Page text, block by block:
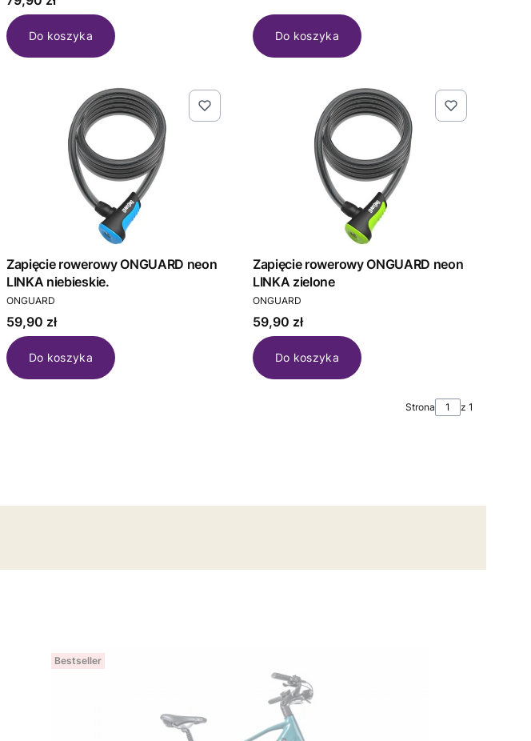
Do koszyka Do koszyka
Zapięcie rowerowy ONGUARD neon
LINKA niebieskie.
PRODUCENT
ONGUARD
Cena
59,90 zł
Do koszyka
Zapięcie rowerowy ONGUARD neon
LINKA zielone
PRODUCENT
ONGUARD
Cena
59,90 zł
Do koszyka
Strona z 1
Bestseller